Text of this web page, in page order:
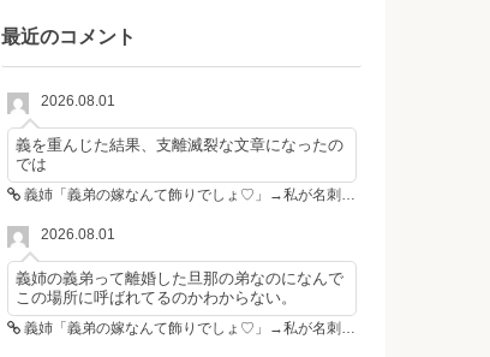
最近のコメント
2026.08.01
義を重んじた結果、支離滅裂な文章になったの
では
義姉「義弟の嫁なんて飾りでしょ♡」→私が名刺を置いた瞬間、不倫相手が青ざめた
2026.08.01
義姉の義弟って離婚した旦那の弟なのになんで
この場所に呼ばれてるのかわからない。
義姉「義弟の嫁なんて飾りでしょ♡」→私が名刺を置いた瞬間、不倫相手が青ざめた